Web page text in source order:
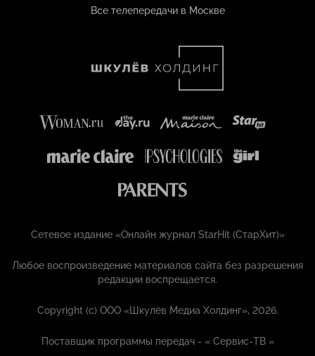
Все телепередачи в Москве
Сетевое издание «Онлайн журнал StarHit (СтарХит)»
Любое воспроизведение материалов сайта без разрешения
редакции воспрещается.
Copyright (с) ООО «Шкулёв Медиа Холдинг», 2026.
Поставщик программы передач - «Сервис-ТВ »